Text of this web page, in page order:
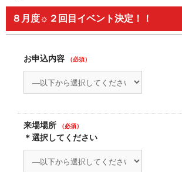
８月度☼２回目イベント決定！！
お申込内容 （必須）
来場場所 （必須）
＊選択してください